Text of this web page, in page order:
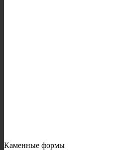
Каменные формы